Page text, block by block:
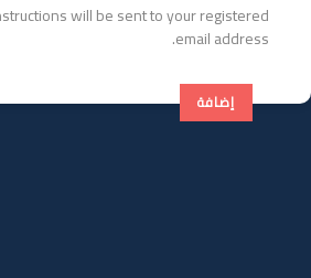
will be sent to your registered
email address.